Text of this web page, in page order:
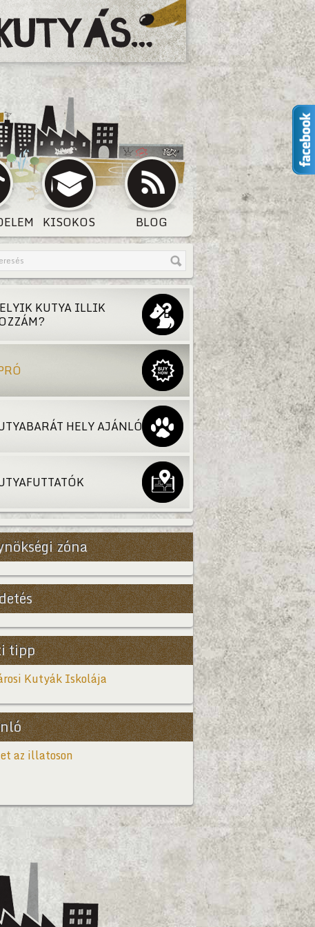
KISOKOS BLOG
KUTYA ILLIK
HELY AJÁNLÓ
zóna
tipp
Kutyák Iskolája
az illatoson